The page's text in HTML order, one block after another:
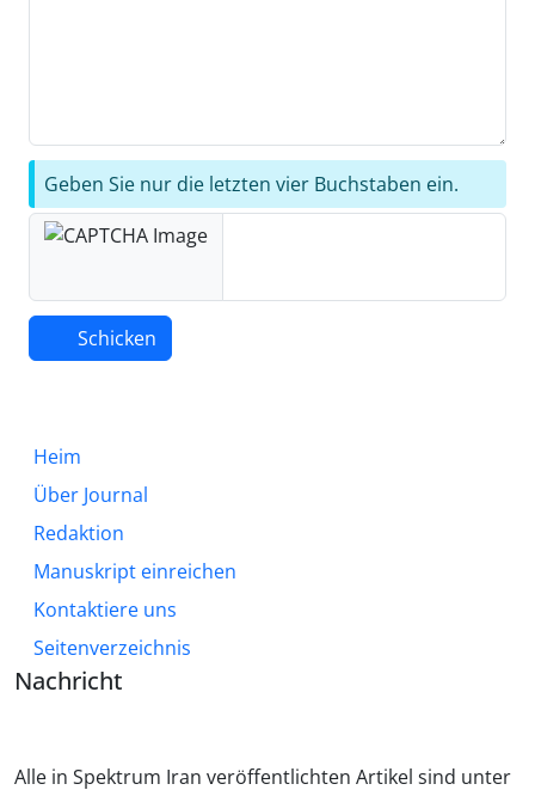
Geben Sie nur die letzten vier Buchstaben ein.
Schicken
Heim
Über Journal
Redaktion
Manuskript einreichen
Kontaktiere uns
Seitenverzeichnis
Nachricht
Alle in Spektrum Iran veröffentlichten Artikel sind unter